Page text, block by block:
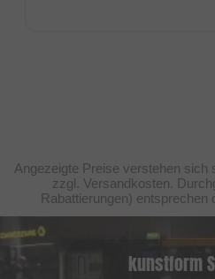
Angezeigte Preise verstehen sich
zzgl. Versandkosten.
Rabattierungen) entsprechen
kunstform